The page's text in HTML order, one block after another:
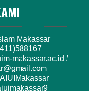
Makassar
makassar.ac.id /